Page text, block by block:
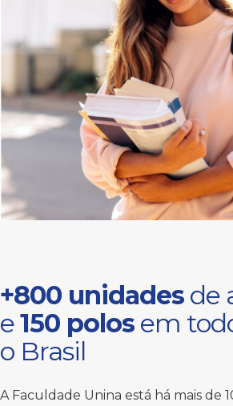
+800 unidades de
e150 polos em
o Brasil
A Faculdade Unina está há mais de